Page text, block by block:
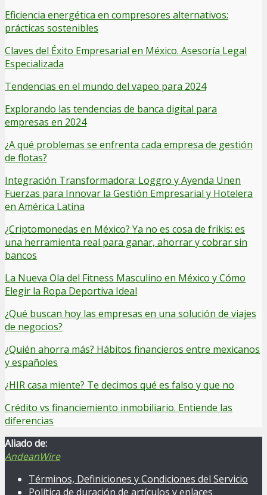
Eficiencia energética en compresores alternativos:
prácticas sostenibles
Claves del Éxito Empresarial en México. Asesoría Legal
Especializada
Tendencias en el mundo del vapeo para 2024
Explorando las tendencias de banca digital para
empresas en 2024
¿A qué problemas se enfrenta cada empresa de gestión
de flotas?
Integración Transformadora: Loggro y Ayenda Unen
Fuerzas para Innovar la Gestión Empresarial y Hotelera
en América Latina
¿Criptomonedas en México? Ya no es cosa de frikis: es
una herramienta real para ganar, ahorrar y cobrar sin
bancos
La Nueva Ola del Fitness Masculino en México y Cómo
Elegir la Ropa Deportiva Ideal
¿Qué buscan hoy las empresas en una solución de viajes
de negocios?
¿Quién ahorra más? Hábitos financieros entre mexicanos
y españoles
¿HIR casa miente? Te decimos qué es falso y que no
Crédito vs financiemiento inmobiliario. Entiende las
diferencias
Aliado de:
AndeanWire
Términos, Definiciones y Condiciones del Servicio
Política de duración de artículos y enlaces